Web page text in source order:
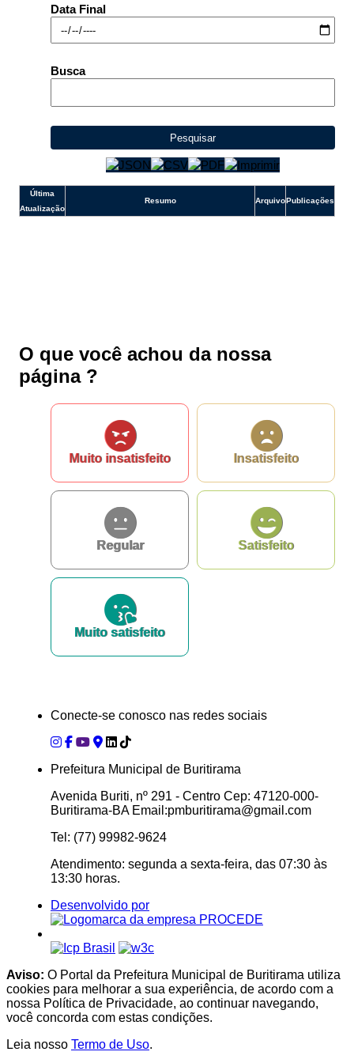
Ouvidoria
Data Final
Busca
Pesquisar
Última
Atualização
Resumo ArquivoPublicações
O que você achou da nossa
página ?
Muito insatisfeito Insatisfeito
Regular Satisfeito
Muito satisfeito
Conecte-se conosco nas redes sociais
Prefeitura Municipal de Buritirama
Avenida Buriti, nº 291 - Centro Cep: 47120-000-
Buritirama-BA Email:pmburitirama@gmail.com
Tel: (77) 99982-9624
Atendimento: segunda a sexta-feira, das 07:30 às
13:30 horas.
Desenvolvido por
Aviso: O Portal da Prefeitura Municipal de Buritirama utiliza
cookies para melhorar a sua experiência, de acordo com a
nossa Política de Privacidade, ao continuar navegando,
você concorda com estas condições.
Leia nosso Termo de Uso.